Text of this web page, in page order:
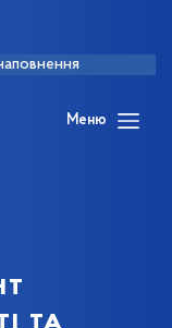
Меню
та